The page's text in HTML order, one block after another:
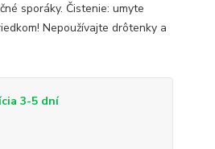
sporáky. Čistenie: umyte
Nepoužívajte drôtenky a
3-5 dní